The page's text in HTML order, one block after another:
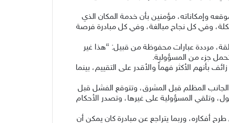
وإمكاناته، مؤمنين بأن خدمة المكان الذي
وفي كل نجاح مبالغة، وفي كل مبادرة فرصة
مرددة عبارات محفوظة من قبيل: “هذا غير
جزء من المسؤولية.
بأنهم الأكثر فهماً والأقدر على التقييم، بينما
المظلم قبل المشرق، وتتوقع الفشل قبل
وتلقي المسؤولية على غيرها، وتصدر الأحكام
أفكاره، وربما يتراجع عن مبادرة كان يمكن أن